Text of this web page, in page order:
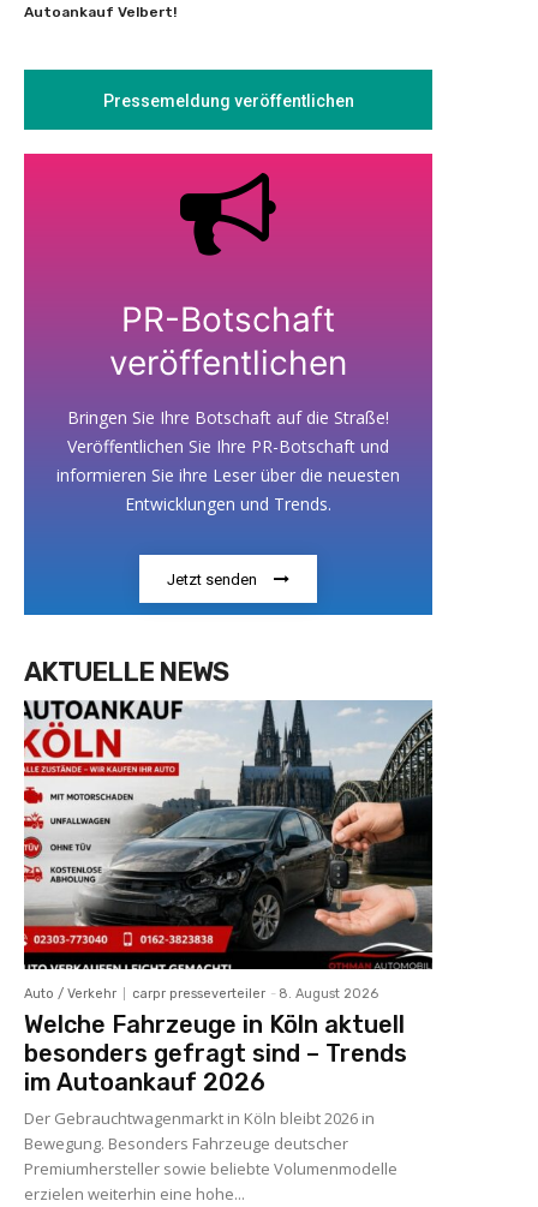
Autoankauf Velbert!
Pressemeldung veröffentlichen
PR-Botschaft
veröffentlichen
Bringen Sie Ihre Botschaft auf die Straße!
Veröffentlichen Sie Ihre PR-Botschaft und
informieren Sie ihre Leser über die neuesten
Entwicklungen und Trends.
Jetzt senden
AKTUELLE NEWS
Auto / Verkehr carpr presseverteiler - 8. August 2026
Welche Fahrzeuge in Köln aktuell
besonders gefragt sind – Trends
im Autoankauf 2026
Der Gebrauchtwagenmarkt in Köln bleibt 2026 in
Bewegung. Besonders Fahrzeuge deutscher
Premiumhersteller sowie beliebte Volumenmodelle
erzielen weiterhin eine hohe...